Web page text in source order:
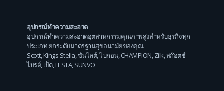
อุปกรณ์ทำความสะอาด
อุปกรณ์ทำความสะอาดอุตสาหกรรมคุณภาพสูงสำหรับธุรกิจทุก
ประเภท ยกระดับมาตรฐานสุขอนามัยของคุณ
Scott, Kings Stella ซันไลต์,ไบกอน, CHAMPION Zilk สก๊อตช์-
ไบรต์, เป็ด, FESTA, SUNVO